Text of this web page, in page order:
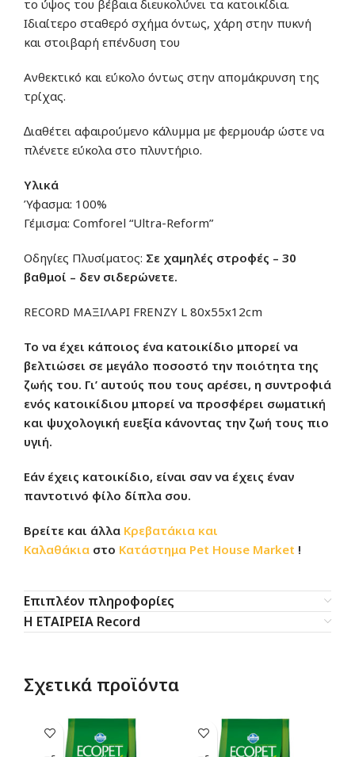
το ύψος του βέβαια διευκολύνει τα κατοικίδια.
Ιδιαίτερο σταθερό σχήμα όντως, χάρη στην πυκνή
και στοιβαρή επένδυση του
Ανθεκτικό και εύκολο όντως στην αποµάκρυνση της
τρίχας.
∆ιαθέτει αφαιρούµενο κάλυµµα µε φερµουάρ ώστε να
πλένετε εύκολα στο πλυντήριο.
Υλικά
Ύφασµα: 100%
Γέµισµα: Comforel “Ultra-Reform”
Οδηγίες Πλυσίµατος: Σε χαµηλές στροφές – 30
βαθμοί – δεν σιδερώνετε.
RECORD ΜΑΞΙΛΑΡΙ FRENZY L 80x55x12cm
Το να έχει κάποιος ένα κατοικίδιο μπορεί να
βελτιώσει σε μεγάλο ποσοστό την ποιότητα της
ζωής του. Γι’ αυτούς που τους αρέσει, η συντροφιά
ενός κατοικίδιου μπορεί να προσφέρει σωματική
και ψυχολογική ευεξία κάνοντας την ζωή τους πιο
υγιή.
Εάν έχεις κατοικίδιο, είναι σαν να έχεις έναν
παντοτινό φίλο δίπλα σου.
Βρείτε και άλλα Κρεβατάκια και
Καλαθάκια στο Κατάστημα Pet House Market !
Επιπλέον πληροφορίες
Η ΕΤΑΙΡΕΙΑ Record
Σχετικά προϊόντα